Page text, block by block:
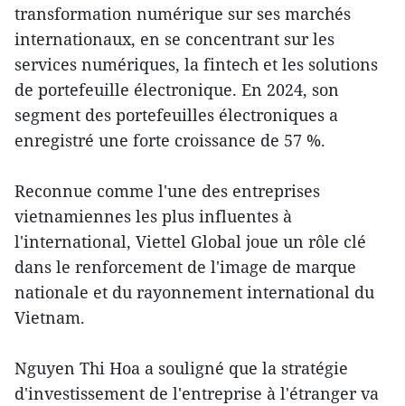
transformation numérique sur ses marchés
internationaux, en se concentrant sur les
services numériques, la fintech et les solutions
de portefeuille électronique. En 2024, son
segment des portefeuilles électroniques a
enregistré une forte croissance de 57 %.
Reconnue comme l'une des entreprises
vietnamiennes les plus influentes à
l'international, Viettel Global joue un rôle clé
dans le renforcement de l'image de marque
nationale et du rayonnement international du
Vietnam.
Nguyen Thi Hoa a souligné que la stratégie
d'investissement de l'entreprise à l'étranger va